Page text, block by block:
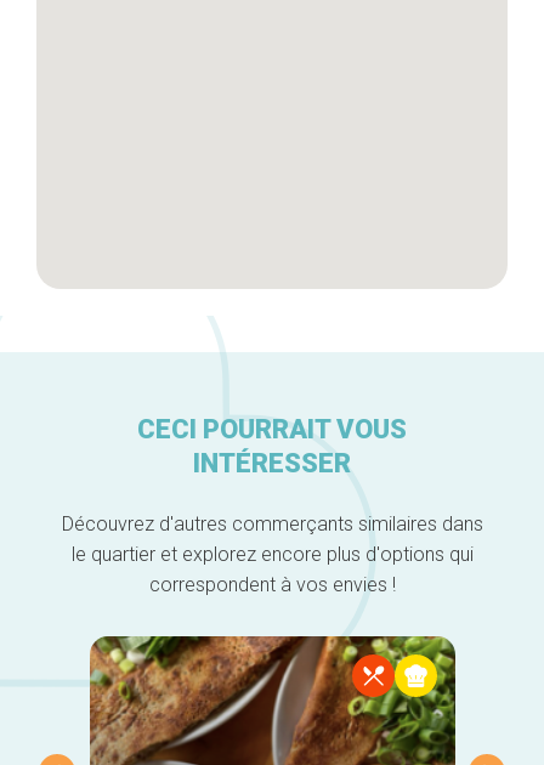
CECI POURRAIT VOUS
INTÉRESSER
Découvrez d'autres commerçants similaires dans
le quartier et explorez encore plus d'options qui
correspondent à vos envies !